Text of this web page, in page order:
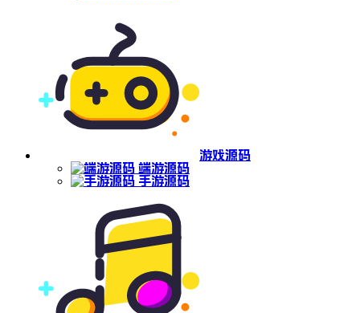
游戏源码
端游源码
手游源码